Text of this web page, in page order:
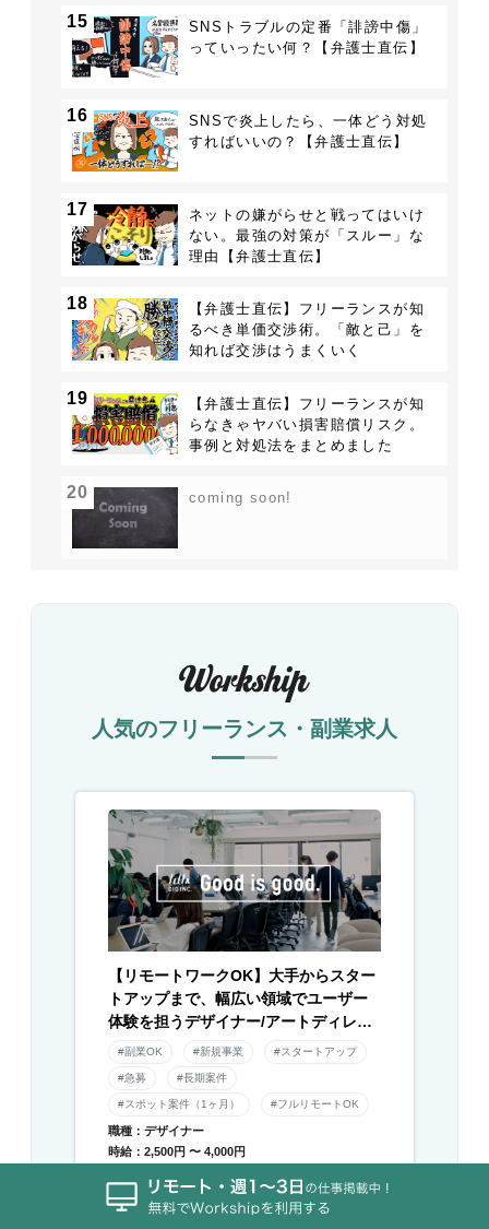
15
SNSトラブルの定番「誹謗中傷」
っていったい何？【弁護士直伝】
16
SNSで炎上したら、一体どう対処
すればいいの？【弁護士直伝】
17
ネットの嫌がらせと戦ってはいけ
ない。最強の対策が「スルー」な
理由【弁護士直伝】
18
【弁護士直伝】フリーランスが知
るべき単価交渉術。「敵と己」を
知れば交渉はうまくいく
19
【弁護士直伝】フリーランスが知
らなきゃヤバい損害賠償リスク。
事例と対処法をまとめました
20 coming soon!
人気のフリーランス・副業求人
【リモートワークOK】大手からスター
トアップまで、幅広い領域でユーザー
体験を担うデザイナー/アートディレク
ター募集！
#副業OK #新規事業 #スタートアップ
#急募 #長期案件
#スポット案件（1ヶ月） #フルリモートOK
職種：デザイナー
時給：2,500円 〜 4,000円
エリア：東京都